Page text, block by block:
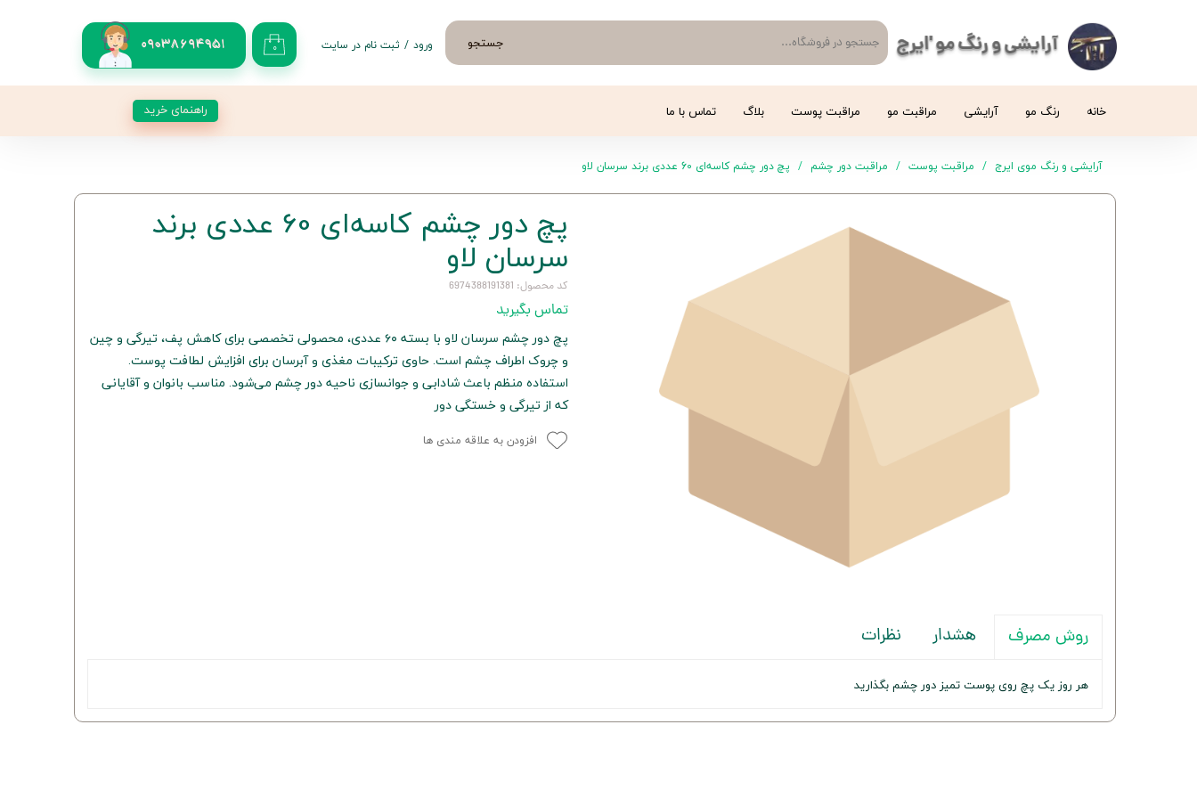
آرایشی و رنگ مو 'ایرج 09038694951 جستجو ۰ ورود / ثبت نام در سایت
خانه رنگ مو آرایشی مراقبت مو مراقبت پوست بلاگ تماس با ما راهنمای خرید
آرایشی و رنگ موی ایرج مراقبت پوست مراقبت دور چشم پچ دور چشم کاسه‌ای 60 عددی برند سرسان لاو
پچ دور چشم کاسه‌ای 60 عددی برند
سرسان لاو
کد محصول: 6974388191381
تماس بگیرید
پچ دور چشم سرسان لاو با بسته ۶۰ عددی، محصولی تخصصی برای کاهش پف، تیرگی و چین
و چروک اطراف چشم است. حاوی ترکیبات مغذی و آبرسان برای افزایش لطافت پوست.
استفاده منظم باعث شادابی و جوانسازی ناحیه دور چشم می‌شود. مناسب بانوان و آقایانی
که از تیرگی و خستگی دور
افزودن به علاقه مندی ها
روش مصرف هشدار نظرات
هر روز یک پچ روی پوست تمیز دور چشم بگذارید